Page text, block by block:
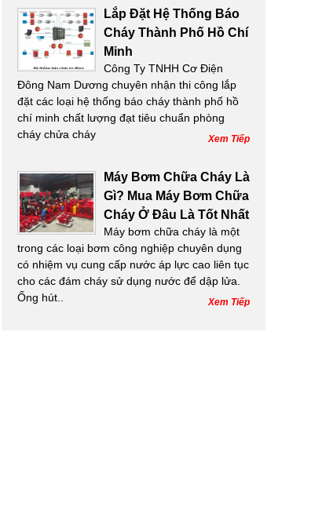
Lắp Đặt Hệ Thống Báo
Cháy Thành Phố Hồ Chí
Minh
Công Ty TNHH Cơ Điện
Đông Nam Dương chuyên nhận thi công lắp
đặt các loại hệ thống báo cháy thành phố hồ
chí minh chất lượng đạt tiêu chuẩn phòng
cháy chửa cháy
Xem Tiếp
Máy Bơm Chữa Cháy Là
Gì? Mua Máy Bơm Chữa
Cháy Ở Đâu Là Tốt Nhất
Máy bơm chữa cháy là một
trong các loại bơm công nghiệp chuyên dụng
có nhiệm vụ cung cấp nước áp lực cao liên tục
cho các đám cháy sử dụng nước để dập lửa.
Ống hút..
Xem Tiếp